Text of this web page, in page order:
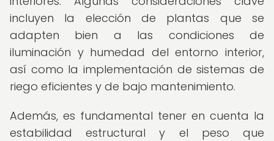
incluyen la elección de plantas que se
adapten bien a las condiciones de
iluminación y humedad del entorno interior,
así como la implementación de sistemas de
riego eficientes y de bajo mantenimiento.
Además, es fundamental tener en cuenta la
estabilidad estructural y el peso que